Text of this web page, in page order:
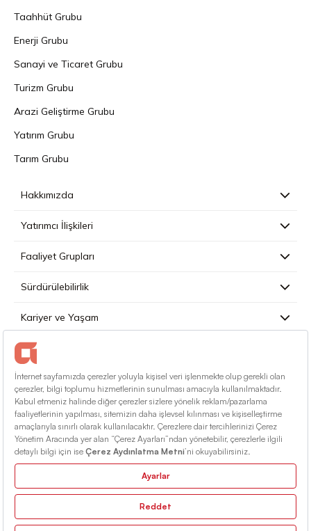
Taahhüt Grubu
Enerji Grubu
Sanayi ve Ticaret Grubu
Turizm Grubu
Arazi Geliştirme Grubu
Yatırım Grubu
Tarım Grubu
Hakkımızda
Yatırımcı İlişkileri
Faaliyet Grupları
Sürdürülebilirlik
Kariyer ve Yaşam
Basın
İletişim
Türkçe
Kullanım Koşulları
Bilgi Toplumu Hizmetleri
© 2026 Alarko Holding. Tüm Hakları Saklıdır